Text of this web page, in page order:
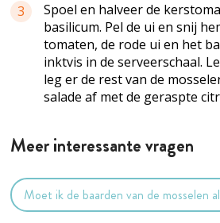
3
Spoel en halveer de
basilicum. Pel de ui en snij
tomaten, de rode ui en het
inktvis in de serveerschaal.
leg er de rest van de
salade af met de geraspte
Meer interessante vragen
Moet ik de baarden van de mosselen